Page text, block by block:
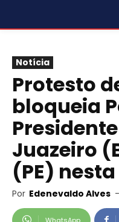
Notícia
Protesto
bloqueia
Juazeiro
(PE)
Por Edenevaldo Alves -